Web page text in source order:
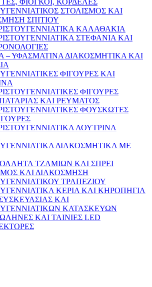
ΦΙΟΓΚΟΙ, ΚΟΡΔΕΛΕΣ
ΣΤΟΛΙΣΜΟΣ ΚΑΙ
ΣΠΙΤΙΟΥ
ΚΑΛΑΘΑΚΙΑ
ΣΤΕΦΑΝΙΑ ΚΑΙ
– ΥΦΑΣΜΑΤΙΝΑ ΔΙΑΚΟΣΜΗΤΙΚΑ ΚΑΙ
ΦΙΓΟΥΡΕΣ ΚΑΙ
ΦΙΓΟΥΡΕΣ
ΚΑΙ ΡΕΥΜΑΤΟΣ
ΦΟΥΣΚΩΤΕΣ
ΛΟΥΤΡΙΝΑ
ΔΙΑΚΟΣΜΗΤΙΚΑ ΜΕ
ΤΖΑΜΙΩΝ ΚΑΙ ΣΠΡΕΙ
ΚΑΙ ΔΙΑΚΟΣΜΗΣΗ
ΤΡΑΠΕΖΙΟΥ
ΚΕΡΙΑ ΚΑΙ ΚΗΡΟΠΗΓΙΑ
ΚΑΙ
ΚΑΤΑΣΚΕΥΩΝ
ΚΑΙ ΤΑΙΝΙΕΣ LED